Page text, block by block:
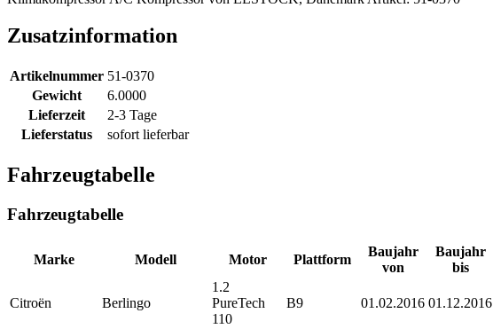
Zusatzinformation
Artikelnummer 51-0370
Gewicht
6.0000
Lieferzeit
2-3 Tage
Lieferstatus
sofort lieferbar
Fahrzeugtabelle
Fahrzeugtabelle
Marke Modell Motor Plattform
Baujahr
von
Baujahr
bis
Citroën Berlingo
1.2
PureTech
110
B9 01.02.2016 01.12.2016